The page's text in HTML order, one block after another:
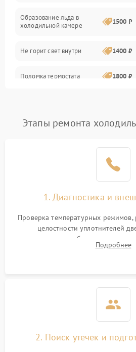
Образование льда в
холодильной камере
1500 ₽
Не горит свет внутри 1400 ₽
Поломка термостата 1800 ₽
Поломка системы No Frost 2600 ₽
работе
2000 ₽
1000 ₽
1800 ₽
Этапы ремонта
1. Диагностика и
Проверка температурных режимов,
целостности уплотнителей
сопротивления обмоток мотора,
считывание кодов ошибок с
Подробнее
2. Поиск утечек и